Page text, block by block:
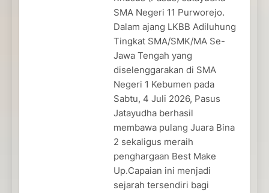
SMA Negeri 11 Purworejo.
Dalam ajang LKBB Adiluhung
Tingkat SMA/SMK/MA Se-
Jawa Tengah yang
diselenggarakan di SMA
Negeri 1 Kebumen pada
Sabtu, 4 Juli 2026, Pasus
Jatayudha berhasil
membawa pulang Juara Bina
2 sekaligus meraih
penghargaan Best Make
Up.Capaian ini menjadi
sejarah tersendiri bagi